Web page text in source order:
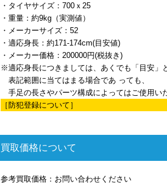
・タイヤサイズ：700ｘ25
・重量：約9kg（実測値）
・メーカーサイズ：52
・適応身長：約171-174cm(目安値)
・メーカー価格：200000円(税抜き)
※適応身長につきましては、あくでも「目安」
表記範囲に当てはまる場合であ っても、
手足の長さやパーツ構成によってはご使用い
［防犯登録について］
買取価格について
参考買取価格：お問い合わせください